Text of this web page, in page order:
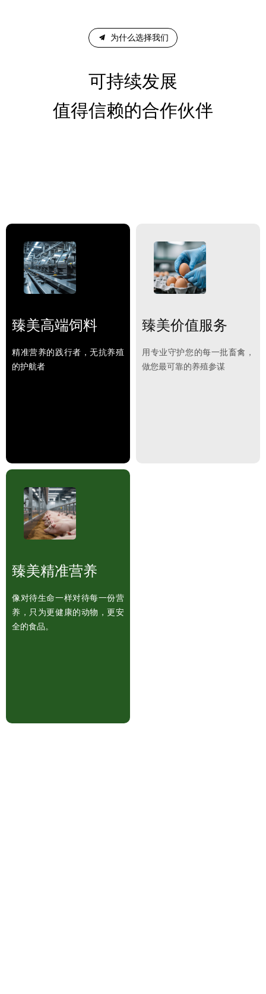
끔 为什么选择我们
可持续发展
值得信赖的合作伙伴
臻美价值服务
用专业守护您的每一批畜禽，
做您最可靠的养殖参谋
臻美高端饲料
精准营养的践行者，无抗养殖
的护航者
臻美精准营养
像对待生命一样对待每一份营
养，只为更健康的动物，更安
全的食品。